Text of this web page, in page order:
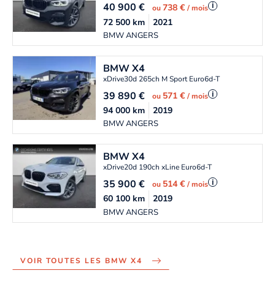
40 900€ ou738 €/ mois i
BMW ANGERS
72 500km 2021
BMWX4
xDrive30d 265ch M Sport Euro6d-T
39 890€ ou 571 €/ mois i
BMW ANGERS
94 000km 2019
BMWX4
xDrive20d 190ch xLine Euro6d-T
35 900€ ou 514 €/ mois i
BMW ANGERS
60 100km 2019
VOIR TOUTES LES BMW X4